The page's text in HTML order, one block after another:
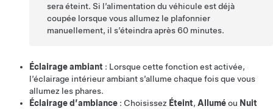
sera éteint. Si l’alimentation du véhicule est déjà
coupée lorsque vous allumez le plafonnier
manuellement, il s’éteindra après 60 minutes.
Éclairage ambiant : Lorsque cette fonction est activée,
l’éclairage intérieur ambiant s’allume chaque fois que vous
allumez les phares.
Éclairage d’ambiance : Choisissez Éteint, Alluméou Nuit